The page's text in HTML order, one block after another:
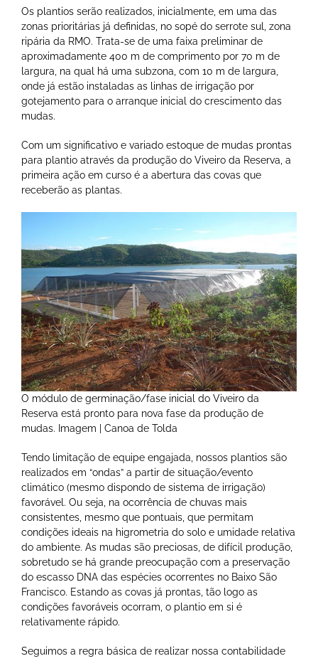
Os plantios serão realizados, inicialmente, em uma das
zonas prioritárias já definidas, no sopé do serrote sul, zona
ripária da RMO. Trata-se de uma faixa preliminar de
aproximadamente 400 m de comprimento por 70 m de
largura, na qual há uma subzona, com 10 m de largura,
onde já estão instaladas as linhas de irrigação por
gotejamento para o arranque inicial do crescimento das
mudas.
Com um significativo e variado estoque de mudas prontas
para plantio através da produção do Viveiro da Reserva, a
primeira ação em curso é a abertura das covas que
receberão as plantas.
O módulo de germinação/fase inicial do Viveiro da
Reserva está pronto para nova fase da produção de
mudas. Imagem | Canoa de Tolda
Tendo limitação de equipe engajada, nossos plantios são
realizados em “ondas” a partir de situação/evento
climático (mesmo dispondo de sistema de irrigação)
favorável. Ou seja, na ocorrência de chuvas mais
consistentes, mesmo que pontuais, que permitam
condições ideais na higrometria do solo e umidade relativa
do ambiente. As mudas são preciosas, de difícil produção,
sobretudo se há grande preocupação com a preservação
do escasso DNA das espécies ocorrentes no Baixo São
Francisco. Estando as covas já prontas, tão logo as
condições favoráveis ocorram, o plantio em si é
relativamente rápido.
Seguimos a regra básica de realizar nossa contabilidade